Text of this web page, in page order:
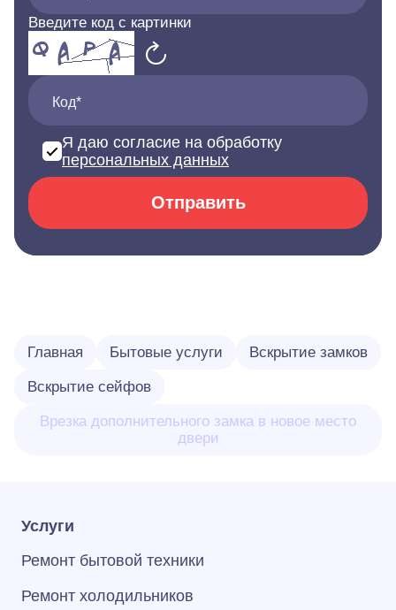
Введите код с картинки
Код*
Я даю согласие на обработку
персональных данных
Отправить
Главная Бытовые услуги Вскрытие замков
Вскрытие сейфов
Врезка дополнительного замка в новое место
двери
Услуги
Ремонт бытовой техники
Ремонт холодильников